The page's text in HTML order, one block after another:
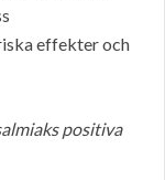
effekter och
positiva